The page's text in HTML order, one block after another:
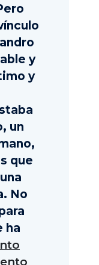
y
y
un
que
No
ha